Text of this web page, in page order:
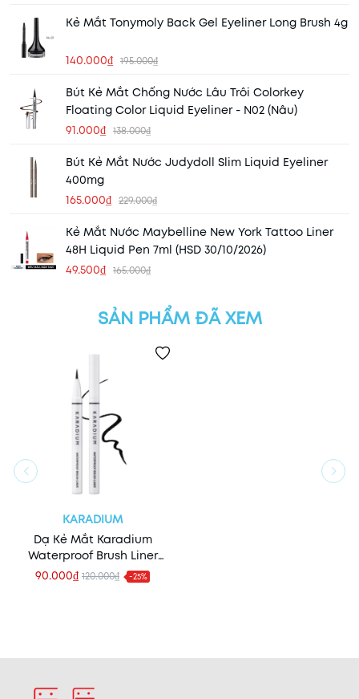
Kẻ Mắt Tonymoly Back Gel Eyeliner Long Brush 4g
140.000₫ 195.000₫
Bút Kẻ Mắt Chống Nước Lâu Trôi Colorkey
Floating Color Liquid Eyeliner - N02 (Nâu)
91.000₫ 138.000₫
Bút Kẻ Mắt Nước Judydoll Slim Liquid Eyeliner
400mg
165.000₫ 229.000₫
Kẻ Mắt Nước Maybelline New York Tattoo Liner
48H Liquid Pen 7ml (HSD 30/10/2026)
49.500₫ 165.000₫
SẢN PHẨM ĐÃ XEM
KARADIUM
Dạ Kẻ Mắt Karadium
Waterproof Brush Liner
Black (Trắng)
90.000₫ 120.000₫ -25%